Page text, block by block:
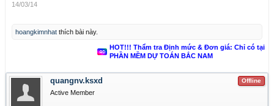
14/03/14
hoangkimnhat thích bài này.
HOT!!! Thẩm tra Định mức & Đơn giá: Chỉ có tại
PHẦN MỀM DỰ TOÁN BẮC NAM
Offline
quangnv.ksxd
Active Member